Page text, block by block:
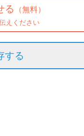
る （無料）
えください
する